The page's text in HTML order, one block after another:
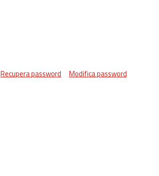
Recupera password Modifica password